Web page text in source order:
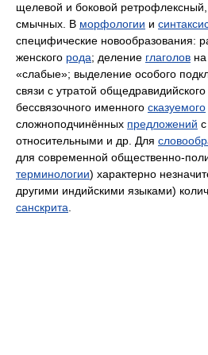
щелевой и боковой
смычных. В морфологии и
специфические новообразования:
женского рода; деление глаголов
«слабые»; выделение особого
связи с утратой общедравидийского
бессвязочного именного сказуемого
сложноподчинённых предложений
относительными и др. Для
для современной общественно-
терминологии) характерно
другими индийскими языками)
санскрита